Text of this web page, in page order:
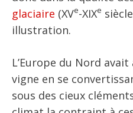
glaciaire (XVe-XIXe
illustration.
L’Europe du Nord
vigne en se
sous des cieux